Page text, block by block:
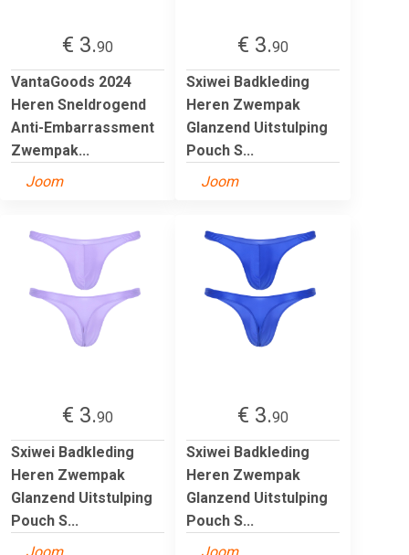
€ 3.90
VantaGoods 2024
Heren Sneldrogend
Anti-Embarrassment
Zwempak...
Joom
€ 3.90
Sxiwei Badkleding
Heren Zwempak
Glanzend Uitstulping
Pouch S...
Joom
€ 3.90
Sxiwei Badkleding
Heren Zwempak
Glanzend Uitstulping
Pouch S...
€ 3.90
Sxiwei Badkleding
Heren Zwempak
Glanzend Uitstulping
Pouch S...